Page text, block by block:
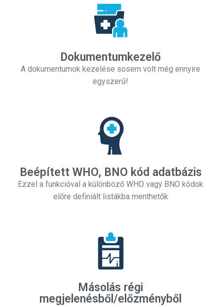
Dokumentumkezelő
A dokumentumok kezelése sosem volt még ennyire
egyszerű!
Beépített WHO, BNO kód adatbázis
Ezzel a funkcióval a különböző WHO vagy BNO kódok
előre definiált listákba menthetők
Másolás régi
megjelenésből/előzményből